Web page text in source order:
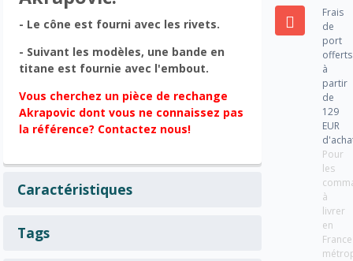
- Le cône est fourni avec les rivets.
- Suivant les modèles, une bande en
titane est fournie avec l'embout.
Vous cherchez un pièce de rechange
Akrapovic dont vous ne connaissez pas
la référence? Contactez nous!
Caractéristiques
Tags
Frais
de
port
offerts
à
partir
de
129
EUR
Pour
les
à
livrer
en
France